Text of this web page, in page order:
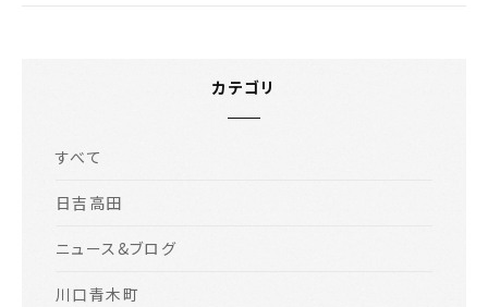
カテゴリ
すべて
日吉高田
ニュース&ブログ
川口青木町